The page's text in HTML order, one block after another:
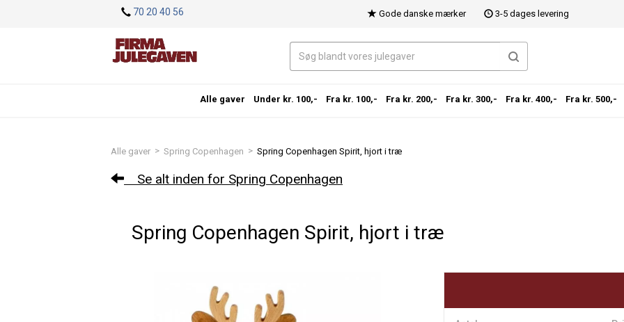
Alle gaver > Spring Copenhagen > Spring Copenhagen Spirit, hjort i træ
Se alt inden for Spring Copenhagen
Spring Copenhagen Spirit, hjort i træ
70 20 40 56 Gode danske mærker 3-5 dages levering
Alle gaver Under kr. 100,- Fra kr. 100,- Fra kr. 200,- Fra kr. 300,- Fra kr. 400,- Fra kr. 500,-